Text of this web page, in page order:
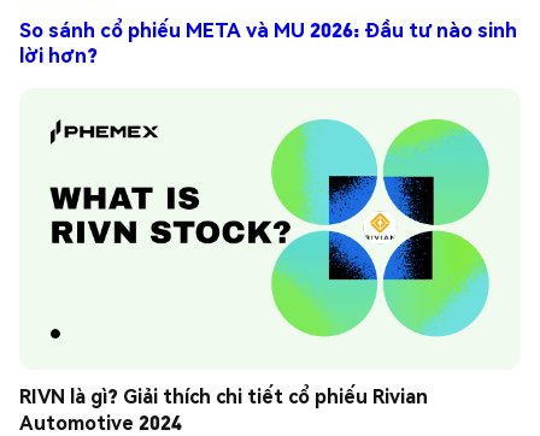
So sánh cổ phiếu META và MU 2026: Đầu tư nào sinh
lời hơn?
RIVN là gì? Giải thích chi tiết cổ phiếu Rivian
Automotive 2024